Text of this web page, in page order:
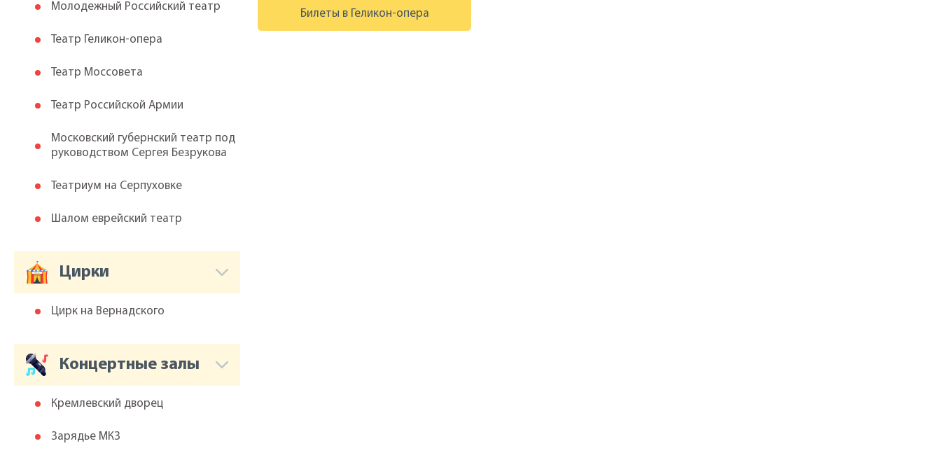
Билеты в Геликон-опера
Молодежный Российский театр
Театр Геликон-опера
Театр Моссовета
Театр Российской Армии
Московский губернский театр под
руководством Сергея Безрукова
Театриум на Серпуховке
Шалом еврейский театр
Цирки
Цирк на Вернадского
Концертные залы
Кремлевский дворец
Зарядье МКЗ